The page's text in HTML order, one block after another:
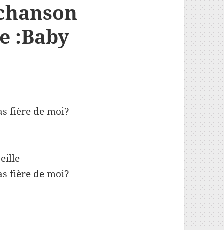
:Baby
fière de moi?
fière de moi?